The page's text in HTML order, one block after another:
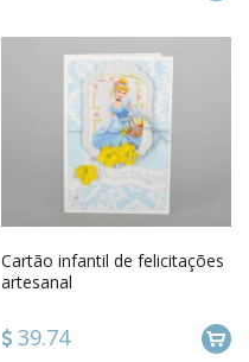
Cartão infantil de felicitações
artesanal
39.74